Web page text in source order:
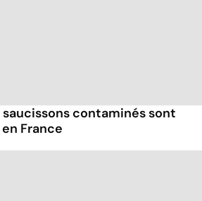
contaminés sont
France